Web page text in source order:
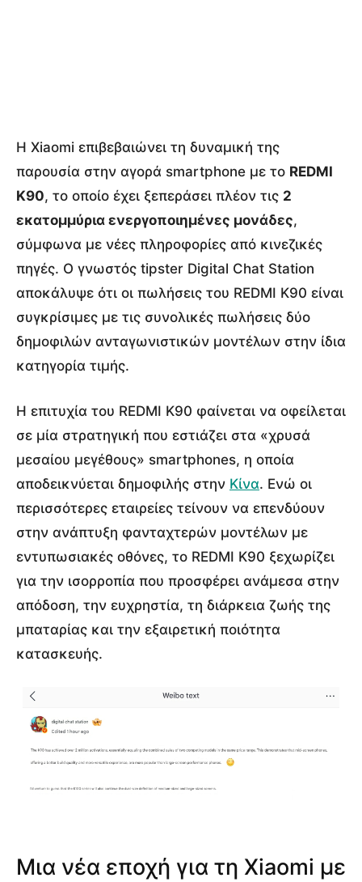
Η Xiaomi επιβεβαιώνει τη δυναμική της
παρουσία στην αγορά smartphone με το REDMI
K90, το οποίο έχει ξεπεράσει πλέον τις 2
εκατομμύρια ενεργοποιημένες μονάδες,
σύμφωνα με νέες πληροφορίες από κινεζικές
πηγές. Ο γνωστός tipster Digital Chat Station
αποκάλυψε ότι οι πωλήσεις του REDMI K90 είναι
συγκρίσιμες με τις συνολικές πωλήσεις δύο
δημοφιλών ανταγωνιστικών μοντέλων στην ίδια
κατηγορία τιμής.
Η επιτυχία του REDMI K90 φαίνεται να οφείλεται
σε μία στρατηγική που εστιάζει στα «χρυσά
μεσαίου μεγέθους» smartphones, η οποία
αποδεικνύεται δημοφιλής στην Κίνα. Ενώ οι
περισσότερες εταιρείες τείνουν να επενδύουν
στην ανάπτυξη φανταχτερών μοντέλων με
εντυπωσιακές οθόνες, το REDMI K90 ξεχωρίζει
για την ισορροπία που προσφέρει ανάμεσα στην
απόδοση, την ευχρηστία, τη διάρκεια ζωής της
μπαταρίας και την εξαιρετική ποιότητα
κατασκευής.
Μια νέα εποχή για τη Xiaomi με